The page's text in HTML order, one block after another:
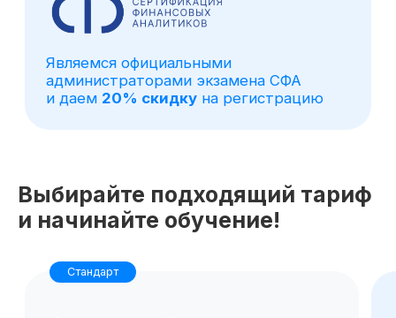
Выбирайте подходящий тариф
и начинайте обучение!